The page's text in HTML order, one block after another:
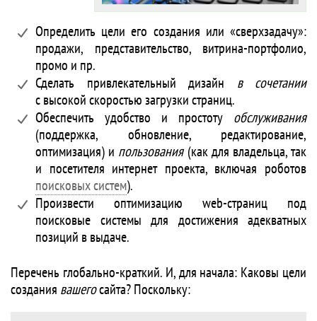
Определить цели его создания или «сверхзадачу»:
продажи, представительство, витрина-портфолио,
промо и пр.
Сделать привлекательный дизайн в сочетании
с высокой скоростью загрузки страниц.
Обеспечить удобство и простоту обслуживания
(поддержка, обновление, редактирование,
оптимизация) и пользования(как для владельца, так
и посетителя интернет проекта, включая роботов
поисковых систем).
Произвести оптимизацию web-страниц под
поисковые системы для достижения адекватных
позиций в выдаче.
Перечень глобально-краткий. И, для начала: Каковы цели
создания вашегосайта? Поскольку: